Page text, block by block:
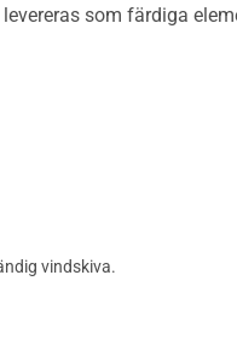
som färdiga
vindskiva.